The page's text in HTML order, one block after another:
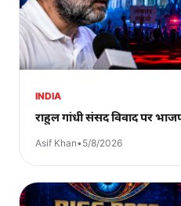
INDIA
राहुल गांधी संसद विवाद पर
Asif Khan•5/8/2026